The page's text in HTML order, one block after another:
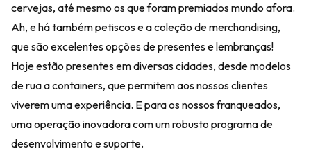
cervejas, até mesmo os que foram premiados mundo afora.
Ah, e há também petiscos e a coleção de merchandising,
que são excelentes opções de presentes e lembranças!
Hoje estão presentes em diversas cidades, desde modelos
de rua a containers, que permitem aos nossos clientes
viverem uma experiência. E para os nossos franqueados,
uma operação inovadora com um robusto programa de
desenvolvimento e suporte.